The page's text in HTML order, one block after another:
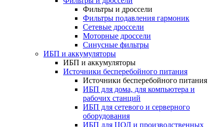
Фильтры и дроссели
Фильтры подавления гармоник
Сетевые дроссели
Моторные дроссели
Синусные фильтры
ИБП и аккумуляторы
ИБП и аккумуляторы
Источники бесперебойного питания
Источники бесперебойного питания
ИБП для дома, для компьютера и
рабочих станций
ИБП для сетевого и серверного
оборудования
ИБП для ЦОД и производственных